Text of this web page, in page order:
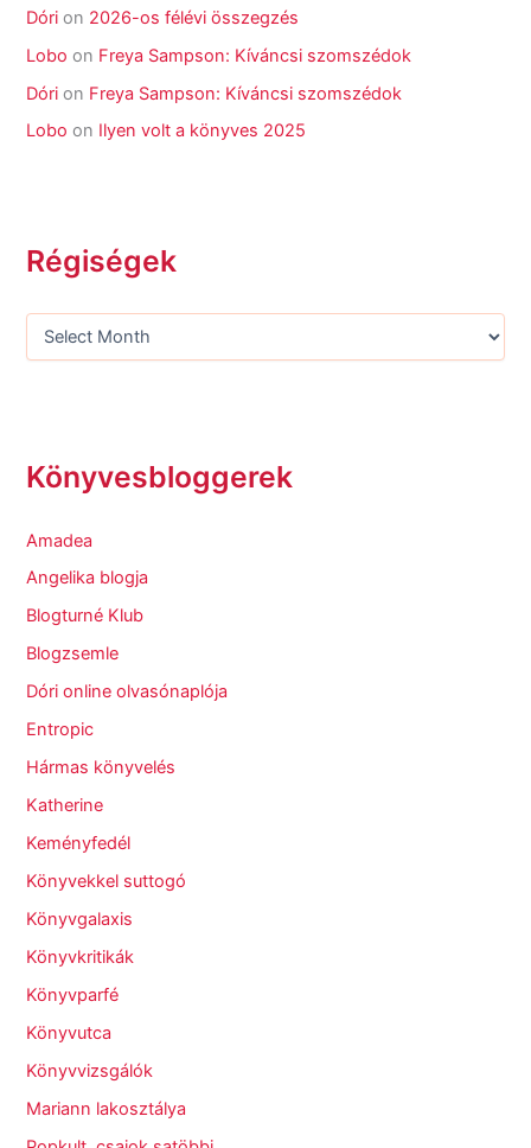
Dóri on 2026-os félévi összegzés
Lobo on Freya Sampson: Kíváncsi szomszédok
Dóri on Freya Sampson: Kíváncsi szomszédok
Lobo on Ilyen volt a könyves 2025
Régiségek
Könyvesbloggerek
Amadea
Angelika blogja
Blogturné Klub
Blogzsemle
Dóri online olvasónaplója
Entropic
Hármas könyvelés
Katherine
Keményfedél
Könyvekkel suttogó
Könyvgalaxis
Könyvkritikák
Könyvparfé
Könyvutca
Könyvvizsgálók
Mariann lakosztálya